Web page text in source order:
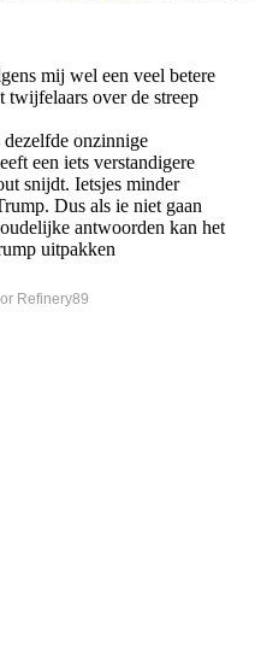
mij wel een veel betere
over de streep
onzinnige
een iets verstandigere
snijdt. Ietsjes minder
Dus als ie niet gaan
antwoorden kan het
uitpakken
Refinery89